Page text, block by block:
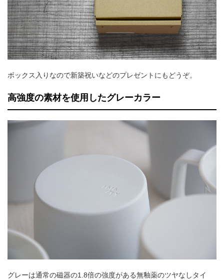
ボックス入りなので新築祝いなどのプレゼントにもどうぞ。
高強度の素材を使用したグレーカラー
グレーは通常の磁器の1.8倍の強度がある無釉薬のツヤなしタイ